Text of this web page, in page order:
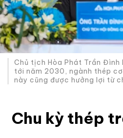
Chủ tịch Hòa Phát Trần Đình
tới năm 2030, ngành thép
này cũng được hưởng lợi từ
Chu kỳ thép